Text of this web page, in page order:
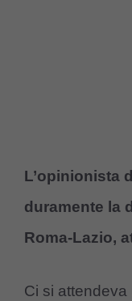
L’opinionista
duramente la
Roma-Lazio,
Ci si